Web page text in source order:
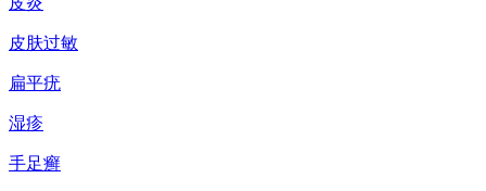
皮肤过敏
扁平疣
湿疹
手足癣